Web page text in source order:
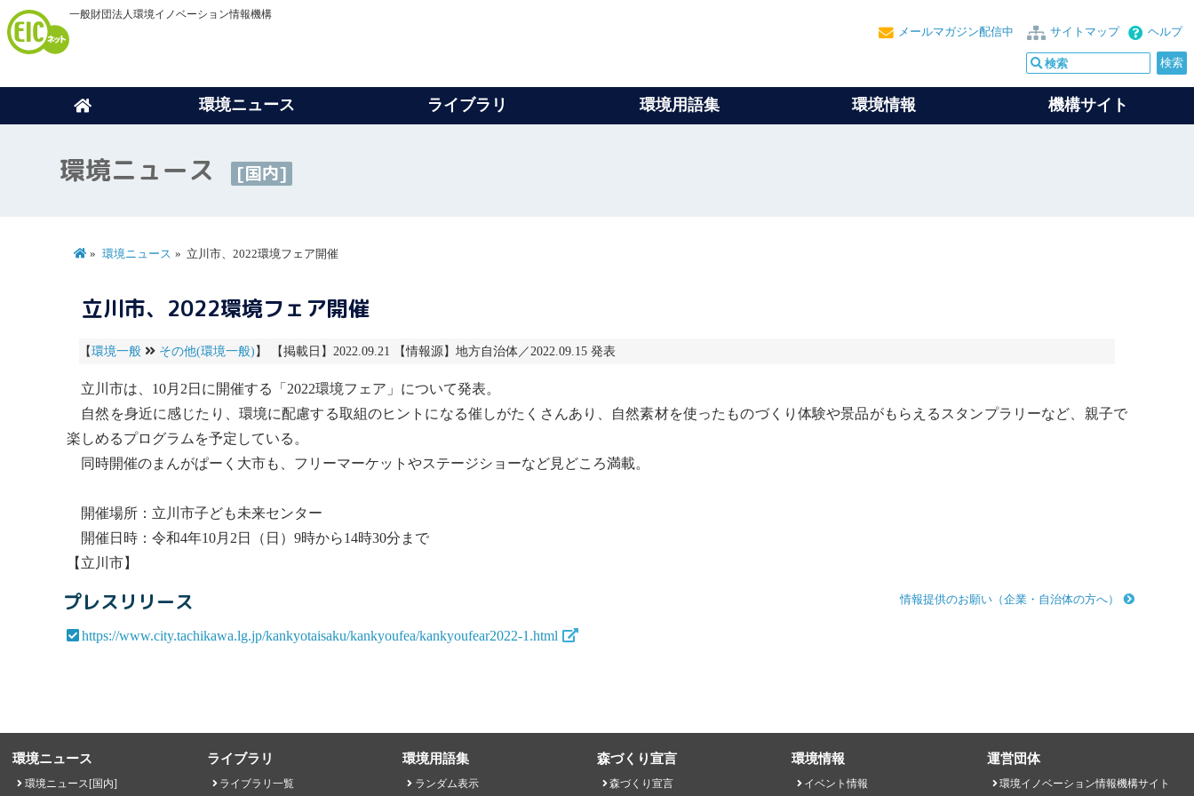
一般財団法人環境イノベーション情報機構
ヘルプ
サイトマップ
メールマガジン配信中
環境ニュース ライブラリ 環境用語集 環境情報 機構サイト
環境ニュース [国内]
環境ニュース 立川市、2022環境フェア開催
立川市、2022環境フェア開催
【環境一般 その他(環境一般) 】 【掲載日】2022.09.21 【情報源】地方自治体／2022.09.15 発表
立川市は、10月2日に開催する「2022環境フェア」について発表。
自然を身近に感じたり、環境に配慮する取組のヒントになる催しがたくさんあり、自然素材を使ったものづくり体験や景品がもらえるスタンプラリーなど、親子で
楽しめるプログラムを予定している。
同時開催のまんがぱーく大市も、フリーマーケットやステージショーなど見どころ満載。
開催場所：立川市子ども未来センター
開催日時：令和4年10月2日（日）9時から14時30分まで
【立川市】
情報提供のお願い（企業・自治体の方へ）
プレスリリース
https://www.city.tachikawa.lg.jp/kankyotaisaku/kankyoufea/kankyoufear2022-1.html
環境ニュース
環境ニュース[国内]
ライブラリ
ライブラリ一覧
環境用語集
ランダム表示
森づくり宣言
森づくり宣言
環境情報
イベント情報
運営団体
環境イノベーション情報機構サイト